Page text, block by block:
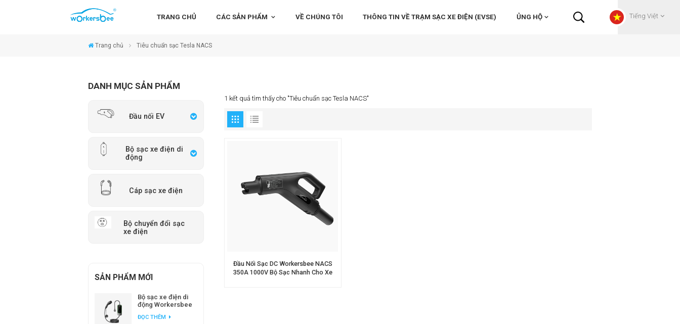
TRANG CHỦ CÁC SẢN PHẨM VỀ CHÚNG TÔI THÔNG TIN VỀ TRẠM SẠC XE ĐIỆN (EVSE) ỦNG HỘ Tiếng Việt
Trang chủ Tiêu chuẩn sạc Tesla NACS
DANH MỤC SẢN PHẨM
Đầu nối EV
Bộ sạc xe điện di
động
Cáp sạc xe điện
Bộ chuyển đổi sạc
xe điện
SẢN PHẨM MỚI
Bộ sạc xe điện di
động Workersbee
dòng điện điều
ĐỌC THÊM
1 kết quả tìm thấy cho "Tiêu chuẩn sạc Tesla NACS"
Đầu Nối Sạc DC Workersbee NACS
350A 1000V Bộ Sạc Nhanh Cho Xe